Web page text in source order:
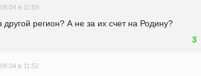
09.04 в 11:59
регион? А не за их счет на Родину?
3
09.04 в 11:52